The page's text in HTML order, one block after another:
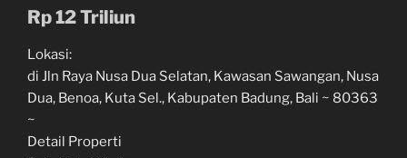
Rp 12 Triliun
Lokasi:
di Jln Raya Nusa Dua Selatan, Kawasan Sawangan, Nusa
Dua, Benoa, Kuta Sel., Kabupaten Badung, Bali ~ 80363
~
Detail Properti